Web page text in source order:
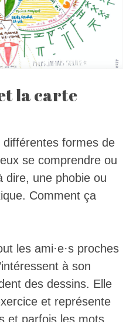
la carte
formes de
se comprendre ou
dire, une phobie ou
Comment ça
les ami·e·s proches
à son
des dessins. Elle
et représente
et parfois les mots